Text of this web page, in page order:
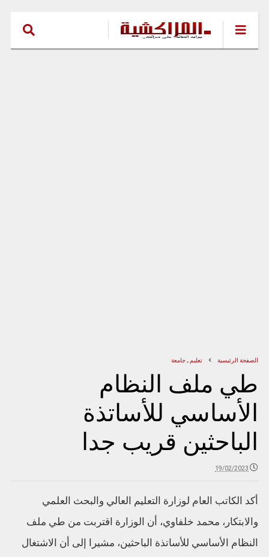
الصفحة الرئيسية تعليم ـ جامعة
طي ملف النظام
الأساسي للأساتذة
الباحثين قريب جدا
19/02/2023
أكد الكاتب العام لوزارة التعليم العالي والبحث العلمي
والابتكار، محمد خلفاوي، أن الوزارة اقتربت من طي ملف
النظام الأساسي للأساتذة الباحثين، مشيرا إلى أن الاشتغال